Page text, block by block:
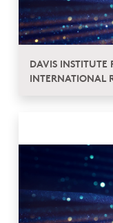
DAVIS INSTITUTE
INTERNATIONAL